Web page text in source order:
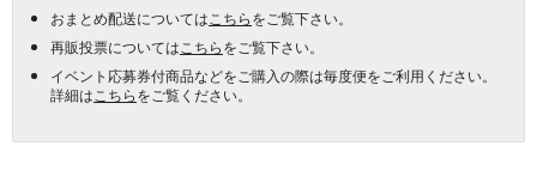
おまとめ配送については こちらをご覧下さい。
再販投票については こちらをご覧下さい。
イベント応募券付商品などをご購入の際は毎度便をご利用ください。
詳細は こちらをご覧ください。